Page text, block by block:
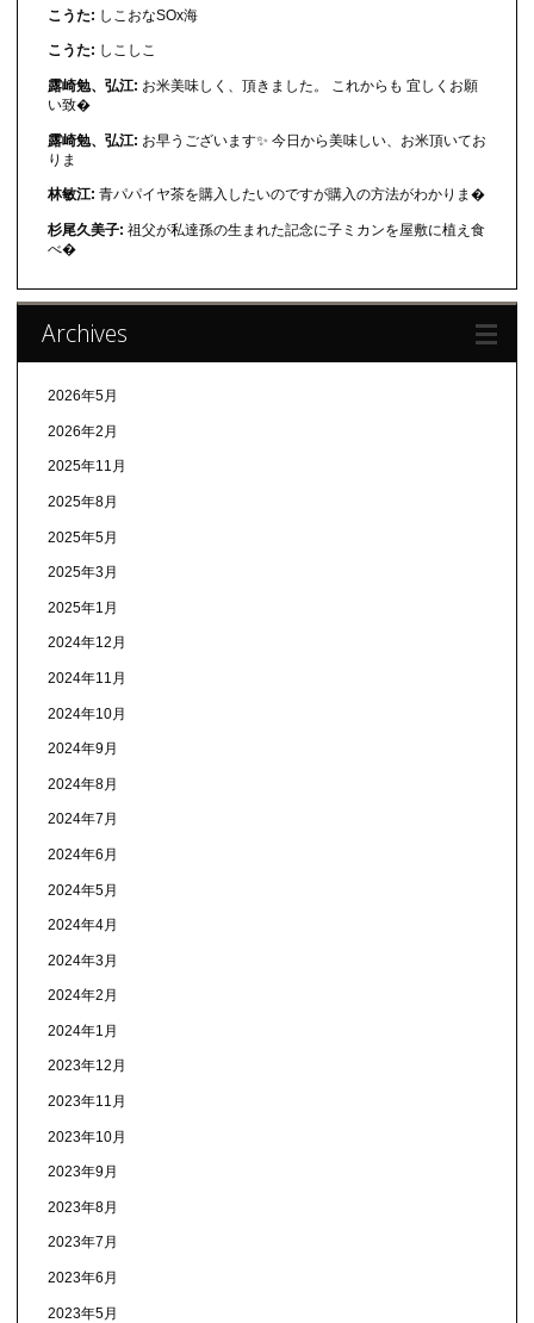
こうた: しこおなSOx海
こうた: しこしこ
露崎勉、弘江: お米美味しく、頂きました。 これからも 宜しくお願
い致�
露崎勉、弘江: お早うございます✨ 今日から美味しい、お米頂いてお
りま
林敏江: 青パパイヤ茶を購入したいのですが購入の方法がわかりま�
杉尾久美子: 祖父が私達孫の生まれた記念に子ミカンを屋敷に植え食
べ�
Archives
2026年5月
2026年2月
2025年11月
2025年8月
2025年5月
2025年3月
2025年1月
2024年12月
2024年11月
2024年10月
2024年9月
2024年8月
2024年7月
2024年6月
2024年5月
2024年4月
2024年3月
2024年2月
2024年1月
2023年12月
2023年11月
2023年10月
2023年9月
2023年8月
2023年7月
2023年6月
2023年5月